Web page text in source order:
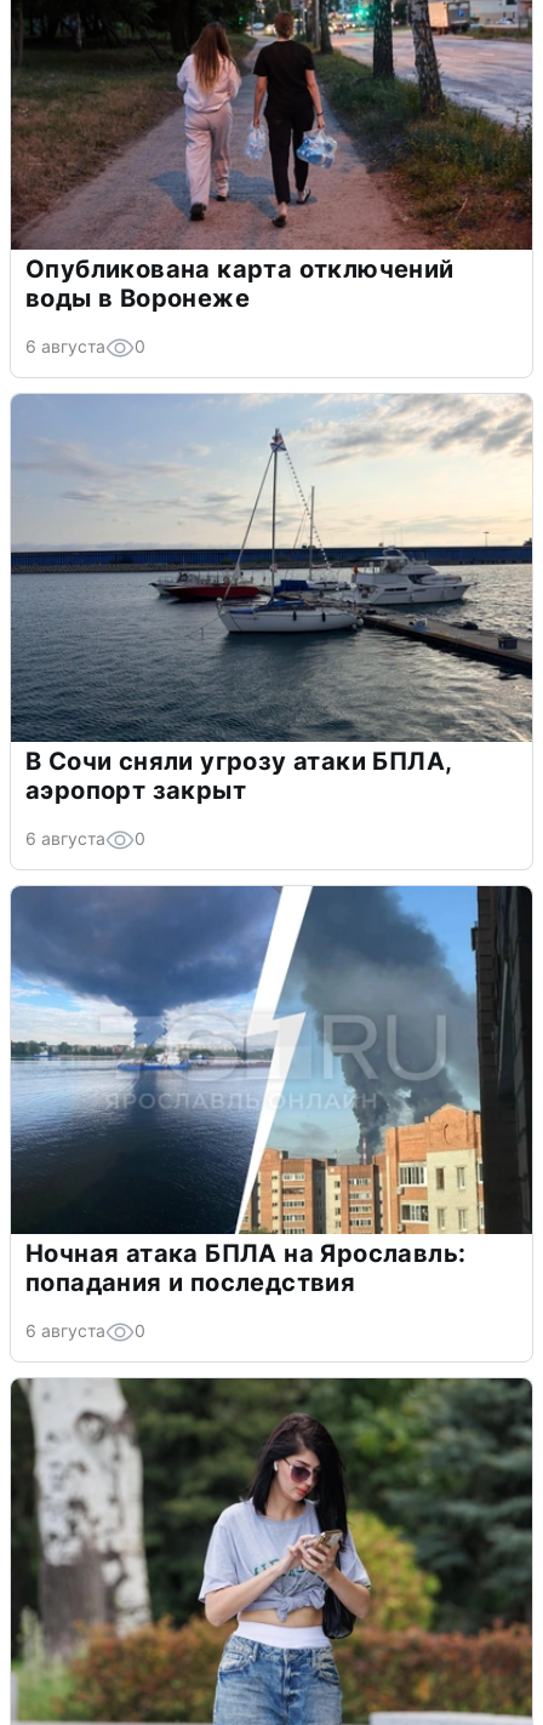
Опубликована карта отключений
воды в Воронеже
6 августа 0
В Сочи сняли угрозу атаки БПЛА,
аэропорт закрыт
6 августа 0
Ночная атака БПЛА на Ярославль:
попадания и последствия
6 августа 0